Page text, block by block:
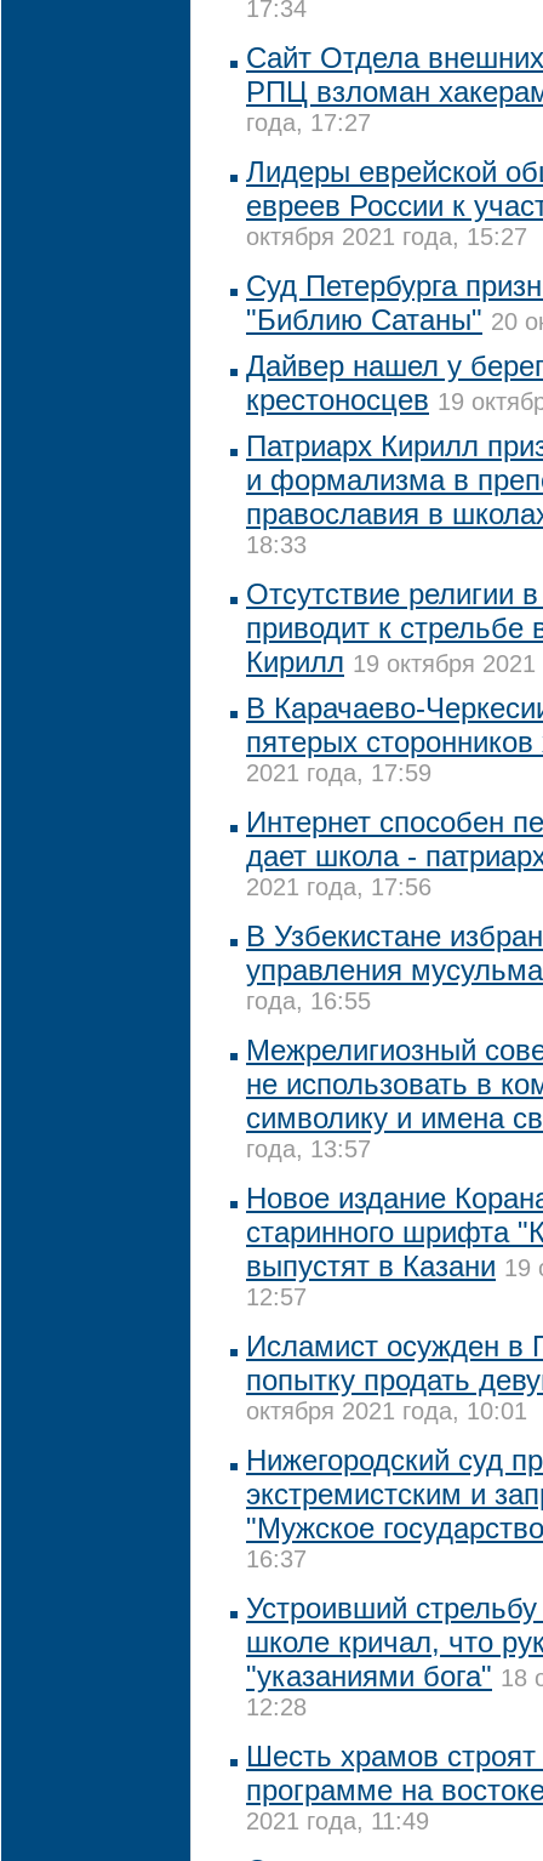
17:34
Сайт Отдела
РПЦ взломан
года, 17:27
Лидеры еврейской
евреев России к
октября 2021 года, 15:27
Суд Петербурга
"Библию Сатаны" 20
Дайвер нашел у
крестоносцев 19
Патриарх Кирилл
и формализма в
православия в
18:33
Отсутствие религии
приводит к стрельбе
Кирилл 19 октября
В Карачаево-
пятерых
2021 года, 17:59
Интернет способен
дает школа -
2021 года, 17:56
В Узбекистане
управления
года, 16:55
Межрелигиозный
не использовать в
символику и имена
года, 13:57
Новое издание
старинного шрифта
выпустят в Казани 19
12:57
Исламист осужден в
попытку продать
октября 2021 года, 10:01
Нижегородский суд
экстремистским и
"Мужское
16:37
Устроивший
школе кричал, что
"указаниями бога" 18
12:28
Шесть храмов строят
программе на
2021 года, 11:49